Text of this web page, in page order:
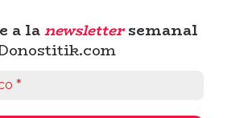
a lanewslettersemanal